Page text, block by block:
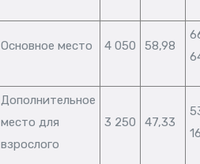
Основное место 4 050 58,98
Дополнительное
место для
взрослого
3 250 47,33